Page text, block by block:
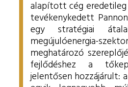
alapított cég eredetileg
tevékenykedett
egy stratégiai
meghatározó
fejlődéshez a
jelentősen hozzájárult: